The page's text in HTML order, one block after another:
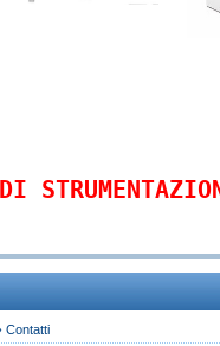
DI
Contatti